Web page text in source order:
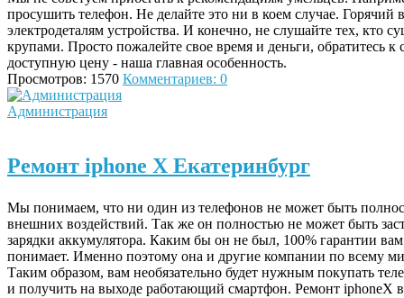
просушить телефон. Не делайте это ни в коем случае.
электродеталям устройства. И конечно, не слушайте тех, кто
крупами. Просто пожалейте свое время и деньги, обратитесь
доступную цену - наша главная особенность.
Просмотров: 1570 Комментариев: 0
Администрация
Ремонт iphone X Екатеринбург
Мы понимаем, что ни один из телефонов не может быть
внешних воздействий. Так же он полностью не может быть
зарядки аккумулятора. Каким бы он не был, 100% гарантии
понимает. Именно поэтому она и другие компании по всему
Таким образом, вам необязательно будет нужным покупать
и получить на выходе работающий смартфон. Ремонт iphoneX